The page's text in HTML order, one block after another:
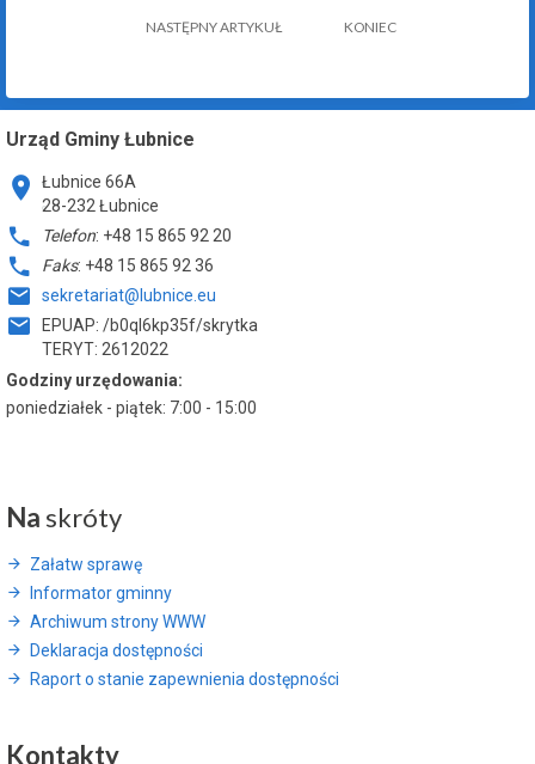
NASTĘPNY ARTYKUŁ KONIEC
Urząd Gminy Łubnice
Łubnice 66A
28-232 Łubnice
Telefon: +48 15 865 92 20
Faks: +48 15 865 92 36
sekretariat@lubnice.eu
EPUAP: /b0ql6kp35f/skrytka
TERYT: 2612022
Godziny urzędowania:
poniedziałek - piątek: 7:00 - 15:00
Na skróty
Załatw sprawę
Informator gminny
Archiwum strony WWW
Deklaracja dostępności
Raport o stanie zapewnienia dostępności
Kontakty